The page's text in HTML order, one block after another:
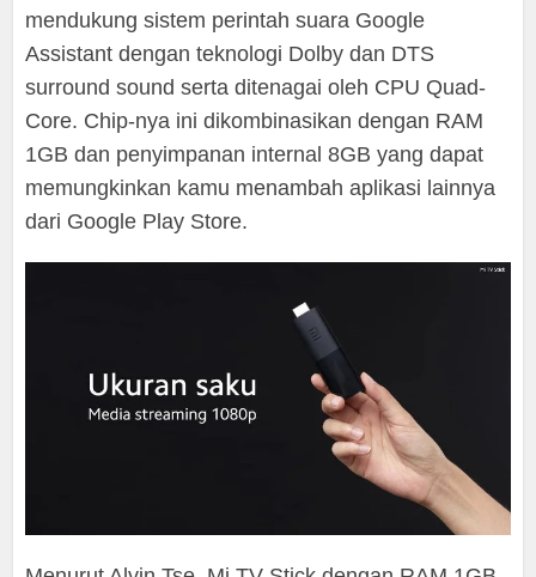
mendukung sistem perintah suara Google
Assistant dengan teknologi Dolby dan DTS
surround sound serta ditenagai oleh CPU Quad-
Core. Chip-nya ini dikombinasikan dengan RAM
1GB dan penyimpanan internal 8GB yang dapat
memungkinkan kamu menambah aplikasi lainnya
dari Google Play Store.